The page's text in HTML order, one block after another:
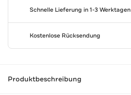
Schnelle Lieferung in 1-3 Werktagen
Kostenlose Rücksendung
Produktbeschreibung